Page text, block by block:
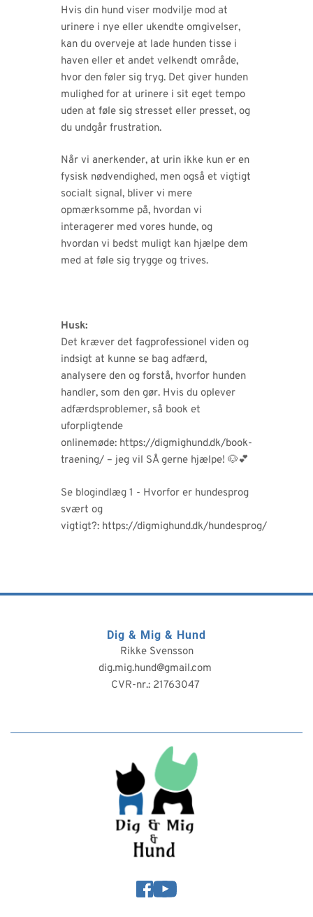
Hvis din hund viser modvilje mod at
urinere i nye eller ukendte omgivelser,
kan du overveje at lade hunden tisse i
haven eller et andet velkendt område,
hvor den føler sig tryg. Det giver hunden
mulighed for at urinere i sit eget tempo
uden at føle sig stresset eller presset, og
du undgår frustration.
Når vi anerkender, at urin ikke kun er en
fysisk nødvendighed, men også et vigtigt
socialt signal, bliver vi mere
opmærksomme på, hvordan vi
interagerer med vores hunde, og
hvordan vi bedst muligt kan hjælpe dem
med at føle sig trygge og trives.
Husk:
Det kræver det fagprofessionel viden og
indsigt at kunne se bag adfærd,
analysere den og forstå, hvorfor hunden
handler, som den gør. Hvis du oplever
adfærdsproblemer, så book et
uforpligtende
onlinemøde: https://digmighund.dk/book-
traening/ – jeg vil SÅ gerne hjælpe! 🐶💕
Se blogindlæg 1 - Hvorfor er hundesprog
svært og
vigtigt?: https://digmighund.dk/hundesprog/
Dig & Mig & Hund
Rikke Svensson
dig.mig.hund@gmail.com
CVR-nr.: 21763047